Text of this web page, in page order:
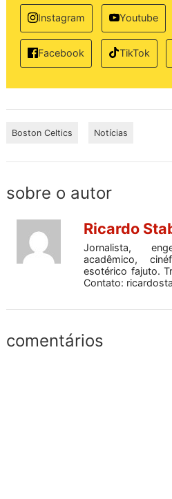
Instagram Youtube
Facebook TikTok
Boston Celtics Notícias
sobre o autor
Ricardo
Jornalista,
acadêmico,
esotérico fajuto.
Contato:
comentários